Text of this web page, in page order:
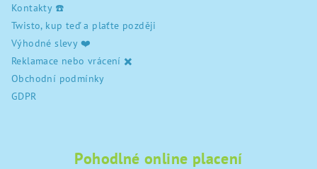
Kontakty ☎️
Twisto, kup teď a plaťte později
Výhodné slevy ❤️
Reklamace nebo vrácení ✖️
Obchodní podmínky
GDPR
Pohodlné online placení